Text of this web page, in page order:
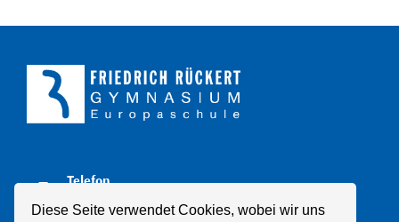
Diese Seite verwendet Cookies, wobei wir uns
Telefon
+49 211 8998310